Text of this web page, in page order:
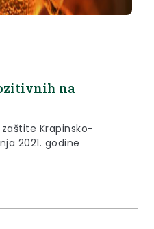
na
Krapinsko-
2021. godine